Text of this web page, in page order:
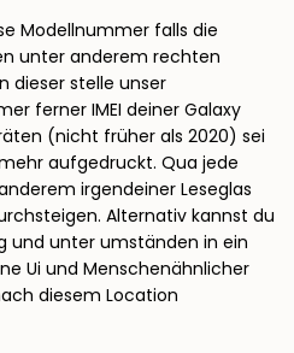
Modellnummer falls die
unter anderem rechten
dieser stelle unser
ferner IMEI deiner Galaxy
(nicht früher als 2020) sei
aufgedruckt. Qua jede
irgendeiner Leseglas
Alternativ kannst du
und unter umständen in ein
Ui und Menschenähnlicher
diesem Location